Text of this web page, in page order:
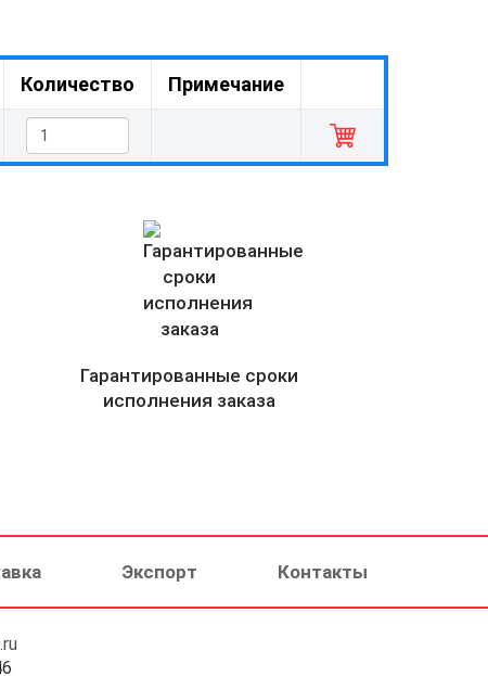
Количество Примечание
Гарантированные сроки
исполнения заказа
Экспорт Контакты